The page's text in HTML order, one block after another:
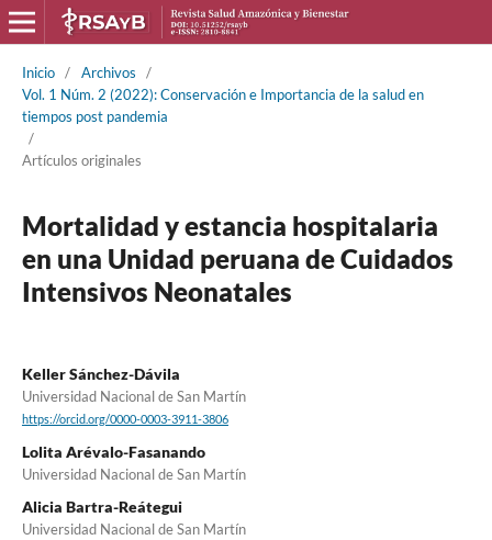
Inicio / Archivos
/
Vol. 1 Núm. 2 (2022): Conservación e Importancia de la salud en
tiempos post pandemia
/
Artículos originales
Mortalidad y estancia hospitalaria
en una Unidad peruana de Cuidados
Intensivos Neonatales
Keller Sánchez-Dávila
Universidad Nacional de San Martín
https://orcid.org/0000-0003-3911-3806
Lolita Arévalo-Fasanando
Universidad Nacional de San Martín
Alicia Bartra-Reátegui
Universidad Nacional de San Martín